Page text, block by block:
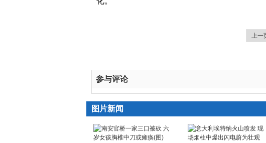
上一
参与评论
图片新闻